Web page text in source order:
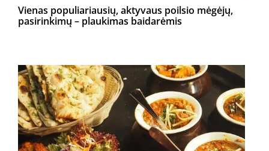
Vienas populiariausių, aktyvaus poilsio mėgėjų,
pasirinkimų – plaukimas baidarėmis